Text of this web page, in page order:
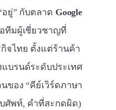
อยู่” กับตลาด Google
ทีมผู้เชี่ยวชาญที่
จไทย ตั้งแต่ร้านค้า
แบรนด์ระดับประเทศ
ของ “คีย์เวิร์ดภาษา
ศัพท์, คำที่สะกดผิด)